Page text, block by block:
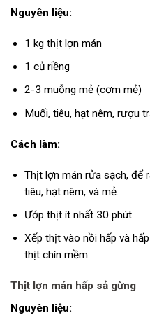
Nguyên liệu:
1 kg thịt lợn mán
1 củ riềng
2-3 muỗng mẻ (cơm mẻ)
Muối, tiêu, hạt nêm, rượu
Cách làm:
Thịt lợn mán rửa sạch, để
tiêu, hạt nêm, và mẻ.
Ướp thịt ít nhất 30 phút.
Xếp thịt vào nồi hấp và
thịt chín mềm.
Thịt lợn mán hấp sả gừng
Nguyên liệu: